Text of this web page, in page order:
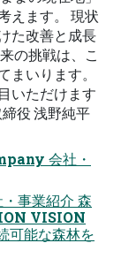
えます。 現状
た改善と成長
の挑戦は、こ
まいります。
いただけます
役 浅野純平
会社・
事業紹介 森
VISION
能な森林を